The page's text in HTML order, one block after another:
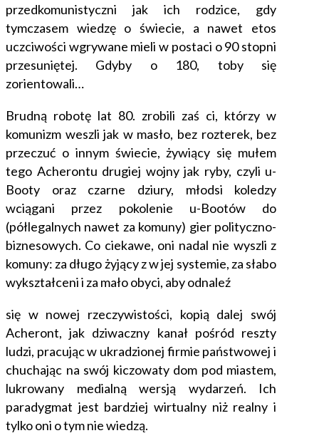
przedkomunistyczni jak ich rodzice, gdy
tymczasem wiedzę o świecie, a nawet etos
uczciwości wgrywane mieli w postaci o 90 stopni
przesuniętej. Gdyby o 180, toby się
zorientowali…
Brudną robotę lat 80. zrobili zaś ci, którzy w
komunizm weszli jak w masło, bez rozterek, bez
przeczuć o innym świecie, żywiący się mułem
tego Acherontu drugiej wojny jak ryby, czyli u-
Booty
oraz czarne dziury, młodsi koledzy
wciągani przez pokolenie u-Bootów do
(półlegalnych nawet za komuny) gier polityczno-
biznesowych. Co ciekawe, oni nadal nie wyszli z
komuny: za długo żyjący z w jej systemie, za słabo
wykształceni i za mało obyci, aby odnaleź
się w nowej rzeczywistości, kopią dalej swój
Acheront, jak dziwaczny kanał pośród reszty
ludzi, pracując w ukradzionej firmie państwowej i
chuchając na swój kiczowaty dom pod miastem,
lukrowany medialną wersją wydarzeń. Ich
paradygmat jest bardziej wirtualny niż realny i
tylko oni o tym nie wiedzą.